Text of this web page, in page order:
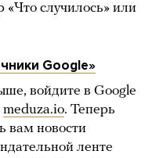
случилось» или
Google»
войдите в Google
meduza.io. Теперь
вам новости
ленте